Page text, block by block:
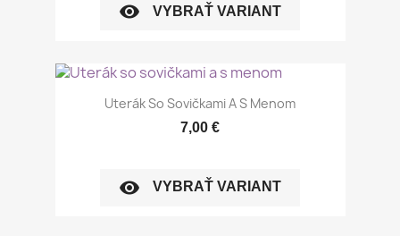
visibility VYBRAŤ VARIANT
Uterák So Sovičkami A S Menom
7,00 €
visibility VYBRAŤ VARIANT